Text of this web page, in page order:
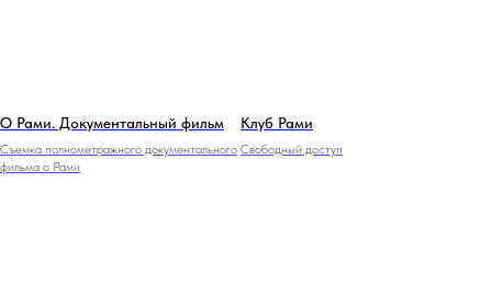
О Рами. Документальный фильм
Съемка полнометражного документального
фильма о Рами
Клуб Рами
Свободный доступ